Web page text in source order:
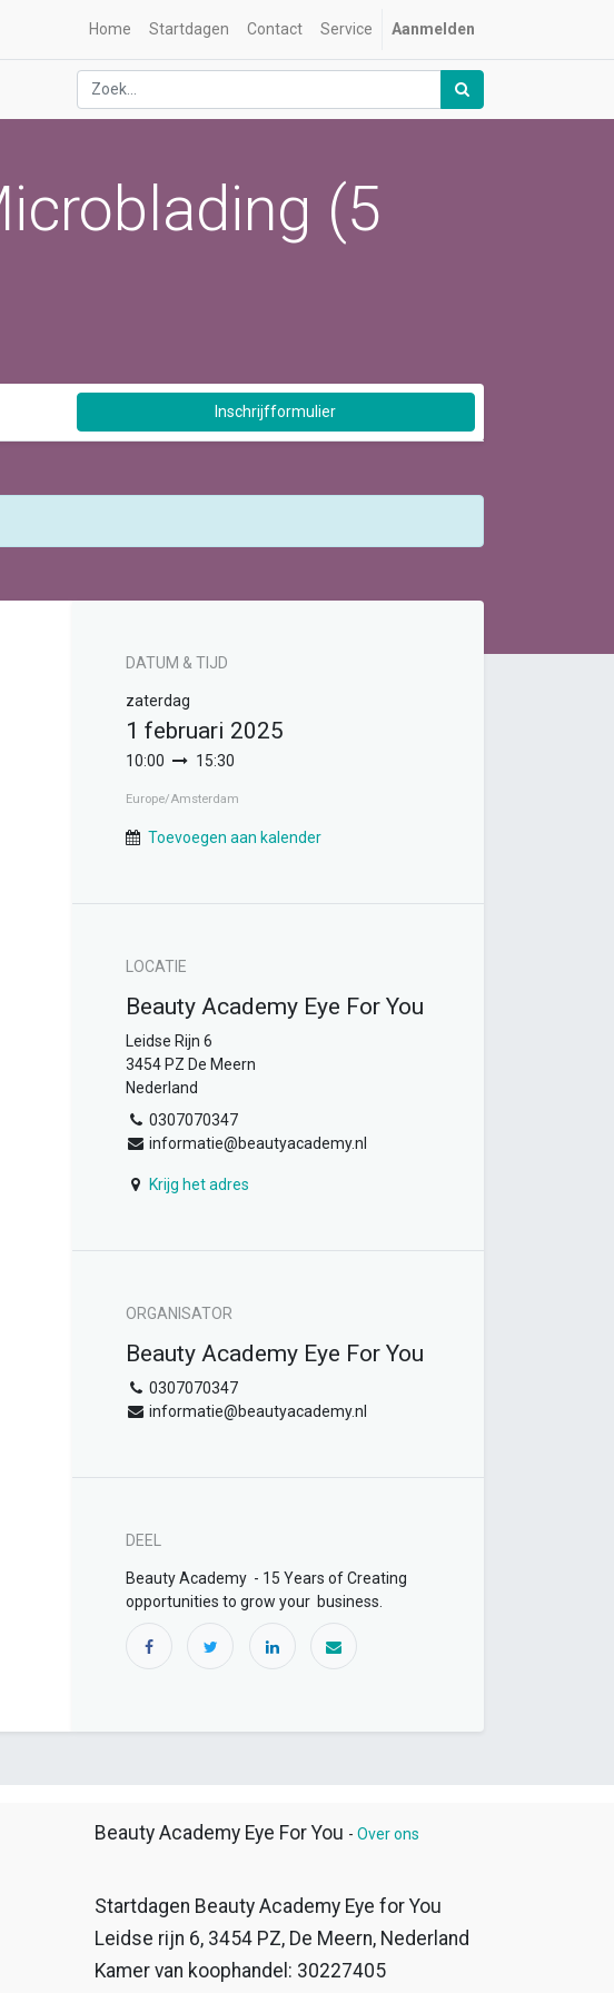
Home Startdagen Contact Service Aanmelden
(5
Inschrijfformulier
DATUM & TIJD
zaterdag
1 februari 2025
10:00 15:30
Europe/Amsterdam
Toevoegen aan kalender
LOCATIE
Beauty Academy Eye For You
Leidse Rijn 6
3454 PZ De Meern
Nederland
0307070347
informatie@beautyacademy.nl
Krijg het adres
ORGANISATOR
Beauty Academy Eye For You
0307070347
informatie@beautyacademy.nl
DEEL
Beauty Academy - 15 Years of Creating
opportunities to grow your business.
Beauty Academy Eye For You - Over ons
Startdagen Beauty Academy Eye for You
Leidse rijn 6, 3454 PZ, De Meern, Nederland
Kamer van koophandel: 30227405